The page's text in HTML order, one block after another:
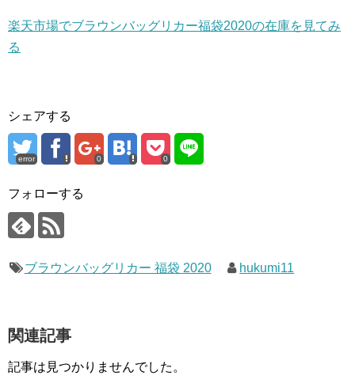
楽天市場でブラウンバッグリカー福袋2020の在庫を見てみ
る
シェアする
error 0 0
フォローする
ブラウンバッグリカー 福袋 2020 hukumi11
関連記事
記事は見つかりませんでした。